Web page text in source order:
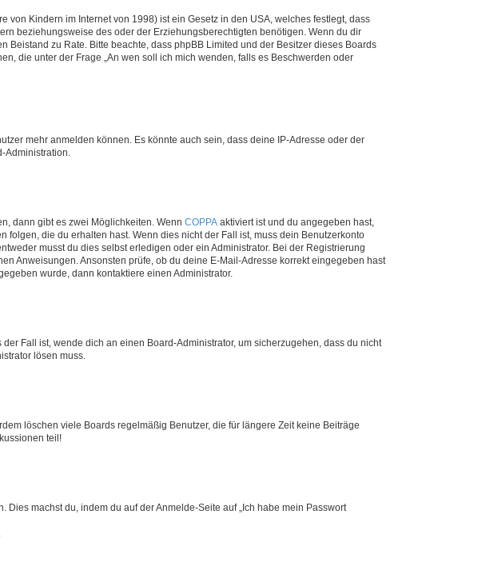
von Kindern im Internet von 1998) ist ein Gesetz in den USA, welches festlegt, dass
beziehungsweise des oder der Erziehungsberechtigten benötigen. Wenn du dir
zu Rate. Bitte beachte, dass phpBB Limited und der Besitzer dieses Boards
die unter der Frage „An wen soll ich mich wenden, falls es Beschwerden oder
mehr anmelden können. Es könnte auch sein, dass deine IP-Adresse oder der
Administration.
dann gibt es zwei Möglichkeiten. Wenn COPPA aktiviert ist und du angegeben hast,
die du erhalten hast. Wenn dies nicht der Fall ist, muss dein Benutzerkonto
musst du dies selbst erledigen oder ein Administrator. Bei der Registrierung
Anweisungen. Ansonsten prüfe, ob du deine E-Mail-Adresse korrekt eingegeben hast
wurde, dann kontaktiere einen Administrator.
Fall ist, wende dich an einen Board-Administrator, um sicherzugehen, dass du nicht
lösen muss.
löschen viele Boards regelmäßig Benutzer, die für längere Zeit keine Beiträge
teil!
machst du, indem du auf der Anmelde-Seite auf „Ich habe mein Passwort